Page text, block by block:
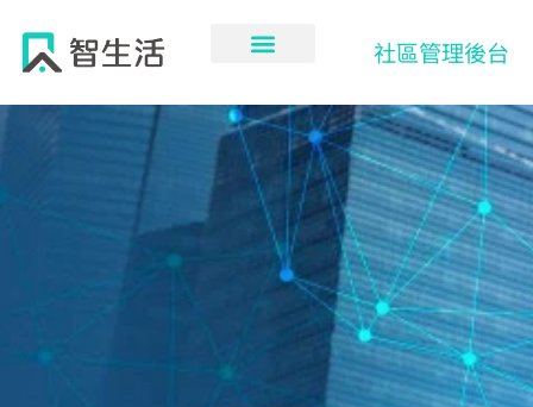
要
社區管理後台